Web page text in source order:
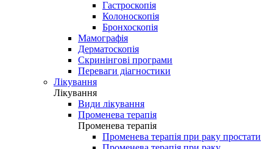
Гастроскопія
Колоноскопія
Бронхоскопія
Мамографія
Дерматоскопія
Скринінгові програми
Переваги діагностики
Лікування
Лікування
Види лікування
Променева терапія
Променева терапія
Променева терапія при раку простати